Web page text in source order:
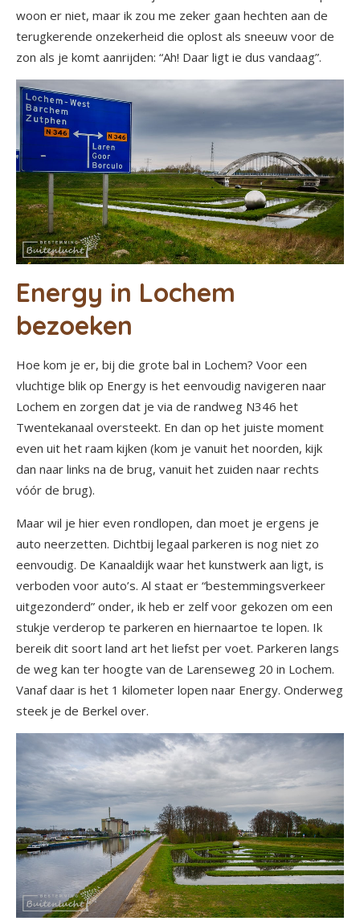
woon er niet, maar ik zou me zeker gaan hechten aan de
terugkerende onzekerheid die oplost als sneeuw voor de
zon als je komt aanrijden: “Ah! Daar ligt ie dus vandaag”.
Energy in Lochem
bezoeken
Hoe kom je er, bij die grote bal in Lochem? Voor een
vluchtige blik op Energy is het eenvoudig navigeren naar
Lochem en zorgen dat je via de randweg N346 het
Twentekanaal oversteekt. En dan op het juiste moment
even uit het raam kijken (kom je vanuit het noorden, kijk
dan naar links na de brug, vanuit het zuiden naar rechts
vóór de brug).
Maar wil je hier even rondlopen, dan moet je ergens je
auto neerzetten. Dichtbij legaal parkeren is nog niet zo
eenvoudig. De Kanaaldijk waar het kunstwerk aan ligt, is
verboden voor auto’s. Al staat er “bestemmingsverkeer
uitgezonderd” onder, ik heb er zelf voor gekozen om een
stukje verderop te parkeren en hiernaartoe te lopen. Ik
bereik dit soort land art het liefst per voet. Parkeren langs
de weg kan ter hoogte van de Larenseweg 20 in Lochem.
Vanaf daar is het 1 kilometer lopen naar Energy. Onderweg
steek je de Berkel over.